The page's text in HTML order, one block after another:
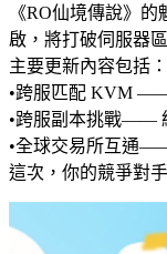
《RO仙境傳說》
啟，將打破伺服器
主要更新內容包括：
•跨服匹配 KVM ——
•跨服副本挑戰——
•全球交易所互通
這次，你的競爭對